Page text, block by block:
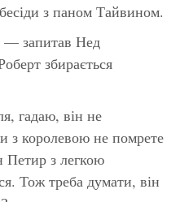
бесіди з паном Тайвином.
— запитав Нед
збирається
гадаю, він не
з королевою не помрете
Петир з легкою
Тож треба думати, він